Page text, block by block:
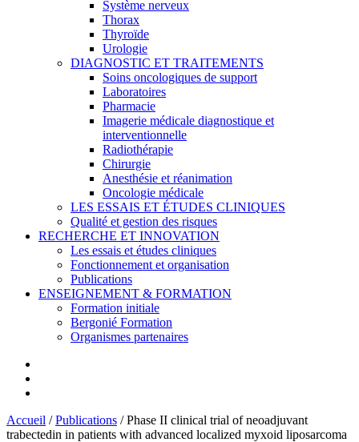
Système nerveux
Thorax
Thyroïde
Urologie
DIAGNOSTIC ET TRAITEMENTS
Soins oncologiques de support
Laboratoires
Pharmacie
Imagerie médicale diagnostique et
interventionnelle
Radiothérapie
Chirurgie
Anesthésie et réanimation
Oncologie médicale
LES ESSAIS ET ÉTUDES CLINIQUES
Qualité et gestion des risques
RECHERCHE ET INNOVATION
Les essais et études cliniques
Fonctionnement et organisation
Publications
ENSEIGNEMENT & FORMATION
Formation initiale
Bergonié Formation
Organismes partenaires
Accueil /Publications /Phase II clinical trial of neoadjuvant
trabectedin in patients with advanced localized myxoid liposarcoma